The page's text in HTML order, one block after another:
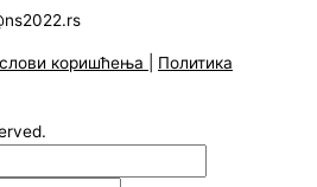
коришћења
Политика